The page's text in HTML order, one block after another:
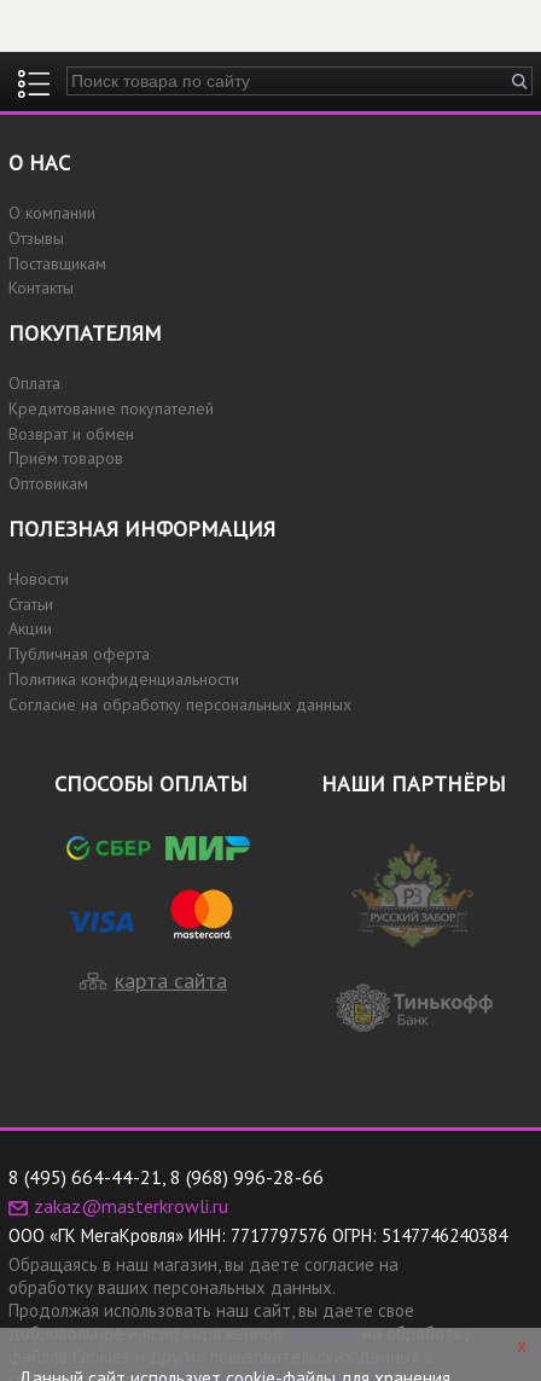
x
Введите ключевые слова для поиска
О НАС
О компании
Отзывы
Поставщикам
Контакты
ПОКУПАТЕЛЯМ
Оплата
Кредитование покупателей
Возврат и обмен
Приём товаров
Оптовикам
ПОЛЕЗНАЯ ИНФОРМАЦИЯ
Новости
Статьи
Акции
Публичная оферта
Политика конфиденциальности
Согласие на обработку персональных данных
СПОСОБЫ ОПЛАТЫ
карта сайта
НАШИ ПАРТНЁРЫ
8 (495) 664-44-21 8 (968) 996-28-66
zakaz@masterkrowli.ru
ООО «ГК МегаКровля» ИНН: 7717797576 ОГРН: 5147746240384
Обращаясь в наш магазин, вы даете согласие на
обработку ваших персональных данных.
Продолжая использовать наш сайт, вы даете свое
добровольное и ясно выраженноесогласиена обработку